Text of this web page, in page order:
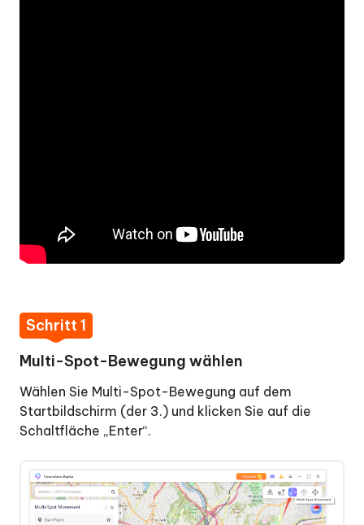
Schritt 1
Multi-Spot-Bewegung wählen
Wählen Sie Multi-Spot-Bewegung auf dem
Startbildschirm (der 3.) und klicken Sie auf die
Schaltfläche „Enter“.